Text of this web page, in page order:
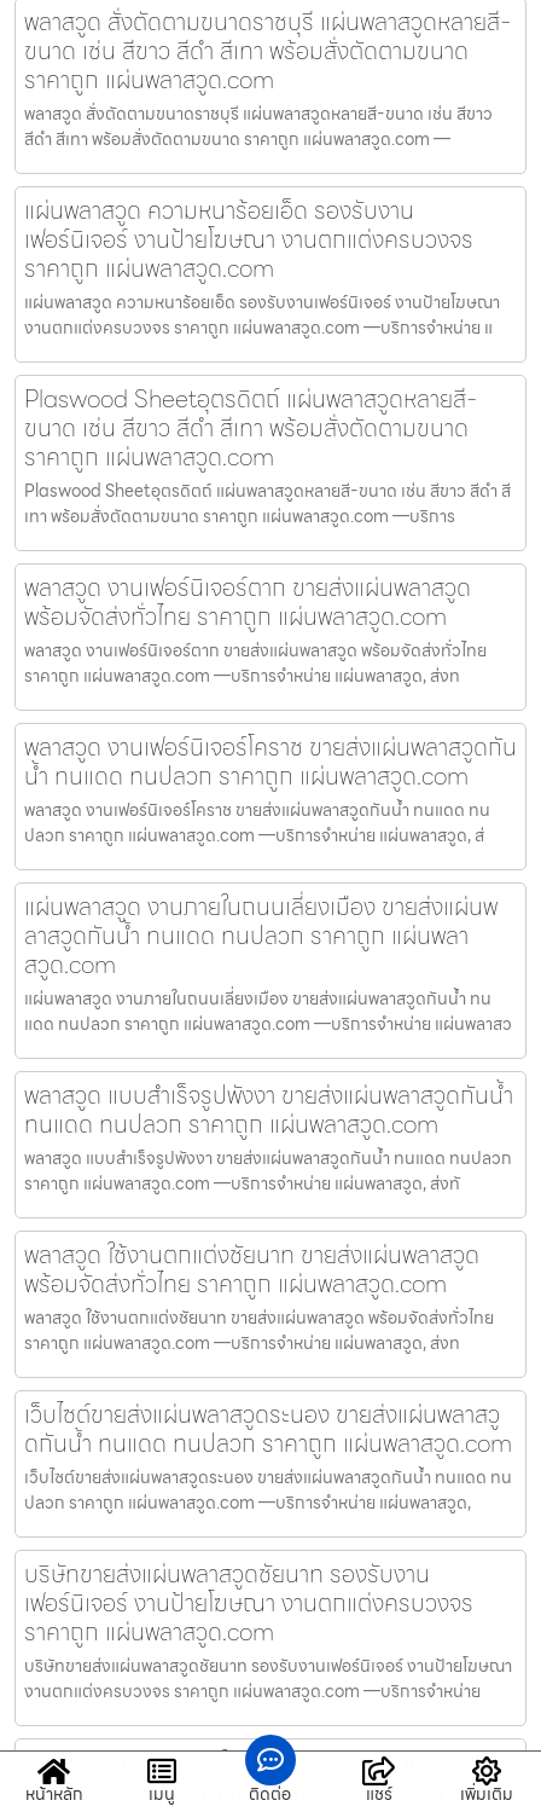
พลาสวูด สั่งตัดตามขนาดราชบุรี แผ่นพลาสวูดหลายสี-
ขนาด เช่น สีขาว สีดำ สีเทา พร้อมสั่งตัดตามขนาด
ราคาถูก แผ่นพลาสวูด.com
พลาสวูด สั่งตัดตามขนาดราชบุรี แผ่นพลาสวูดหลายสี-ขนาด เช่น สีขาว
สีดำ สีเทา พร้อมสั่งตัดตามขนาด ราคาถูก แผ่นพลาสวูด.com —
แผ่นพลาสวูด ความหนาร้อยเอ็ด รองรับงาน
เฟอร์นิเจอร์ งานป้ายโฆษณา งานตกแต่งครบวงจร
ราคาถูก แผ่นพลาสวูด.com
แผ่นพลาสวูด ความหนาร้อยเอ็ด รองรับงานเฟอร์นิเจอร์ งานป้ายโฆษณา
งานตกแต่งครบวงจร ราคาถูก แผ่นพลาสวูด.com —บริการจำหน่าย แ
Plaswood Sheetอุตรดิตถ์ แผ่นพลาสวูดหลายสี-
ขนาด เช่น สีขาว สีดำ สีเทา พร้อมสั่งตัดตามขนาด
ราคาถูก แผ่นพลาสวูด.com
Plaswood Sheetอุตรดิตถ์ แผ่นพลาสวูดหลายสี-ขนาด เช่น สีขาว สีดำ สี
เทา พร้อมสั่งตัดตามขนาด ราคาถูก แผ่นพลาสวูด.com —บริการ
พลาสวูด งานเฟอร์นิเจอร์ตาก ขายส่งแผ่นพลาสวูด
พร้อมจัดส่งทั่วไทย ราคาถูก แผ่นพลาสวูด.com
พลาสวูด งานเฟอร์นิเจอร์ตาก ขายส่งแผ่นพลาสวูด พร้อมจัดส่งทั่วไทย
ราคาถูก แผ่นพลาสวูด.com —บริการจำหน่าย แผ่นพลาสวูด, ส่งท
พลาสวูด งานเฟอร์นิเจอร์โคราช ขายส่งแผ่นพลาสวูดกัน
น้ำ ทนแดด ทนปลวก ราคาถูก แผ่นพลาสวูด.com
พลาสวูด งานเฟอร์นิเจอร์โคราช ขายส่งแผ่นพลาสวูดกันน้ำ ทนแดด ทน
ปลวก ราคาถูก แผ่นพลาสวูด.com —บริการจำหน่าย แผ่นพลาสวูด, ส่
แผ่นพลาสวูด งานภายในถนนเลี่ยงเมือง ขายส่งแผ่นพ
ลาสวูดกันน้ำ ทนแดด ทนปลวก ราคาถูก แผ่นพลา
สวูด.com
แผ่นพลาสวูด งานภายในถนนเลี่ยงเมือง ขายส่งแผ่นพลาสวูดกันน้ำ ทน
แดด ทนปลวก ราคาถูก แผ่นพลาสวูด.com —บริการจำหน่าย แผ่นพลาสว
พลาสวูด แบบสำเร็จรูปพังงา ขายส่งแผ่นพลาสวูดกันน้ำ
ทนแดด ทนปลวก ราคาถูก แผ่นพลาสวูด.com
พลาสวูด แบบสำเร็จรูปพังงา ขายส่งแผ่นพลาสวูดกันน้ำ ทนแดด ทนปลวก
ราคาถูก แผ่นพลาสวูด.com —บริการจำหน่าย แผ่นพลาสวูด, ส่งทั
พลาสวูด ใช้งานตกแต่งชัยนาท ขายส่งแผ่นพลาสวูด
พร้อมจัดส่งทั่วไทย ราคาถูก แผ่นพลาสวูด.com
พลาสวูด ใช้งานตกแต่งชัยนาท ขายส่งแผ่นพลาสวูด พร้อมจัดส่งทั่วไทย
ราคาถูก แผ่นพลาสวูด.com —บริการจำหน่าย แผ่นพลาสวูด, ส่งท
เว็บไซต์ขายส่งแผ่นพลาสวูดระนอง ขายส่งแผ่นพลาสวู
ดกันน้ำ ทนแดด ทนปลวก ราคาถูก แผ่นพลาสวูด.com
เว็บไซต์ขายส่งแผ่นพลาสวูดระนอง ขายส่งแผ่นพลาสวูดกันน้ำ ทนแดด ทน
ปลวก ราคาถูก แผ่นพลาสวูด.com —บริการจำหน่าย แผ่นพลาสวูด,
บริษัทขายส่งแผ่นพลาสวูดชัยนาท รองรับงาน
เฟอร์นิเจอร์ งานป้ายโฆษณา งานตกแต่งครบวงจร
ราคาถูก แผ่นพลาสวูด.com
บริษัทขายส่งแผ่นพลาสวูดชัยนาท รองรับงานเฟอร์นิเจอร์ งานป้ายโฆษณา
งานตกแต่งครบวงจร ราคาถูก แผ่นพลาสวูด.com —บริการจำหน่าย
แผ่นพลาสวูด งานภายในราชบุรี รองรับงานเฟอร์นิเจอร์
งานป้ายโฆษณา งานตกแต่งครบวงจร ราคาถูก แผ่นพ
หน้าหลัก เมนู ติดต่อ แชร์ เพิ่มเติม